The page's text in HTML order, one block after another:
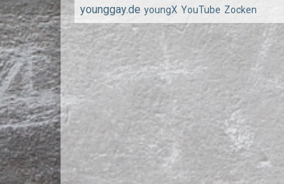
younggay.de youngX YouTube Zocken